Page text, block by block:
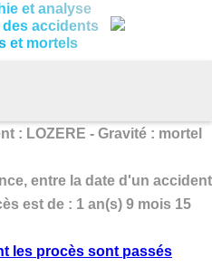
et analyse
accidents
et mortels
: LOZERE - Gravité : mortel
entre la date d'un accident
est de : 1 an(s) 9 mois 15